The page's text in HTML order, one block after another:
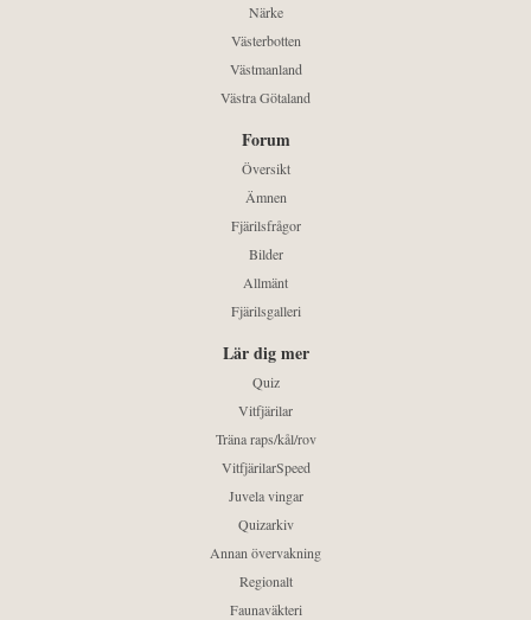
Närke
Västerbotten
Västmanland
Västra Götaland
Forum
Översikt
Ämnen
Fjärilsfrågor
Bilder
Allmänt
Fjärilsgalleri
Lär dig mer
Quiz
Vitfjärilar
Träna raps/kål/rov
VitfjärilarSpeed
Juvela vingar
Quizarkiv
Annan övervakning
Regionalt
Faunaväkteri